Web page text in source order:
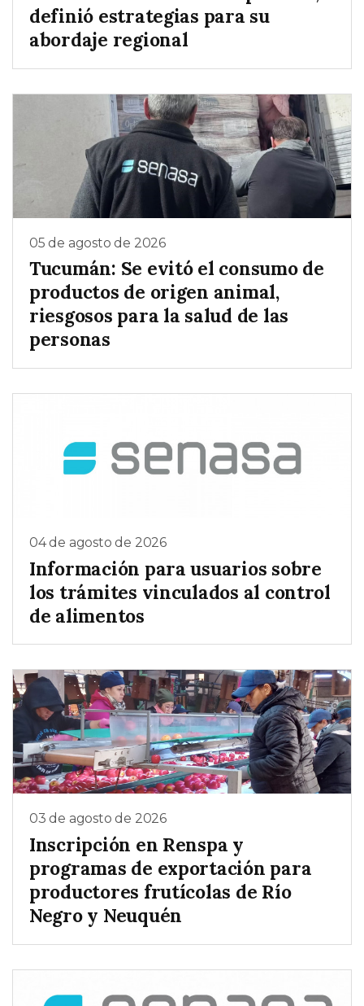
definió estrategias para su
abordaje regional
05 de agosto de 2026
Tucumán: Se evitó el consumo de
productos de origen animal,
riesgosos para la salud de las
personas
04 de agosto de 2026
Información para usuarios sobre
los trámites vinculados al control
de alimentos
03 de agosto de 2026
Inscripción en Renspa y
programas de exportación para
productores frutícolas de Río
Negro y Neuquén